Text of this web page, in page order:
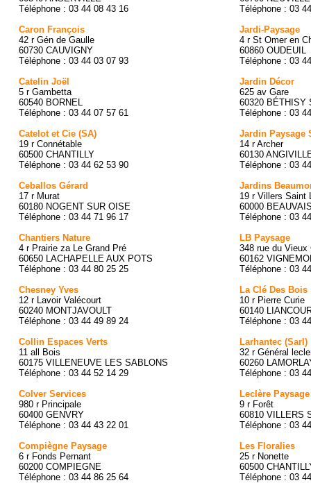
Téléphone : 03 44 08 43 16
Caron François
42 r Gén de Gaulle
60730 CAUVIGNY
Téléphone : 03 44 03 07 93
Catelin Joël
5 r Gambetta
60540 BORNEL
Téléphone : 03 44 07 57 61
Catelot et Cie (SA)
19 r Connétable
60500 CHANTILLY
Téléphone : 03 44 62 53 90
Ceballos Gérard
17 r Murat
60180 NOGENT SUR OISE
Téléphone : 03 44 71 96 17
Chantiers Nature
4 r Prairie za Le Grand Pré
60650 LACHAPELLE AUX POTS
Téléphone : 03 44 80 25 25
Chesney Yves
12 r Lavoir Valécourt
60240 MONTJAVOULT
Téléphone : 03 44 49 89 24
Collin Espaces Verts
11 all Bois
60175 VILLENEUVE LES SABLONS
Téléphone : 03 44 52 14 29
Colver Services
980 r Principale
60400 GENVRY
Téléphone : 03 44 43 22 01
Compiègne Paysage
6 r Fonds Pernant
60200 COMPIEGNE
Téléphone : 03 44 86 25 64
Téléphone : 03
Jardi-Paysage
4 r St Omer en
60860 OUDEUIL
Téléphone : 03
Jardin Décor
625 av Gare
60320 BÉTHISY
Téléphone : 03
Jardin Paysage
14 r Archer
60130
Téléphone : 03
Jardins
19 r Villers Saint
60000
Téléphone : 03
LB Paysage
348 rue du Vieux
60162
Téléphone : 03
La Clé Des Bois
10 r Pierre Curie
60140
Téléphone : 03
Larhantec (Sarl)
32 r Général
60260
Téléphone : 03
Leclère Paysage
9 r Forêt
60810 VILLERS
Téléphone : 03
Les Floralies
25 r Nonette
60500
Téléphone : 03